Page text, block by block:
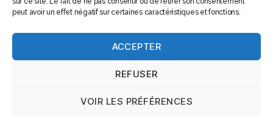
peut avoir un effet négatif sur certaines caractéristiques et fonctions.
ACCEPTER
REFUSER
VOIR LES PRÉFÉRENCES
© 2022 - Tous droits réservés - Site réalisé par Software